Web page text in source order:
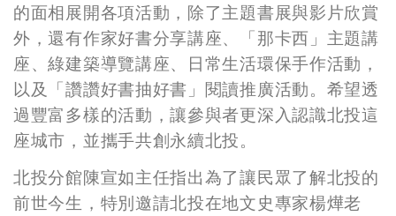
的面相展開各項活動，除了主題書展與影片欣賞
外，還有作家好書分享講座、「那卡西」主題講
座、綠建築導覽講座、日常生活環保手作活動，
以及「讚讚好書抽好書」閱讀推廣活動。希望透
過豐富多樣的活動，讓參與者更深入認識北投這
座城市，並攜手共創永續北投。
北投分館陳宣如主任指出為了讓民眾了解北投的
前世今生，特別邀請北投在地文史專家楊燁老